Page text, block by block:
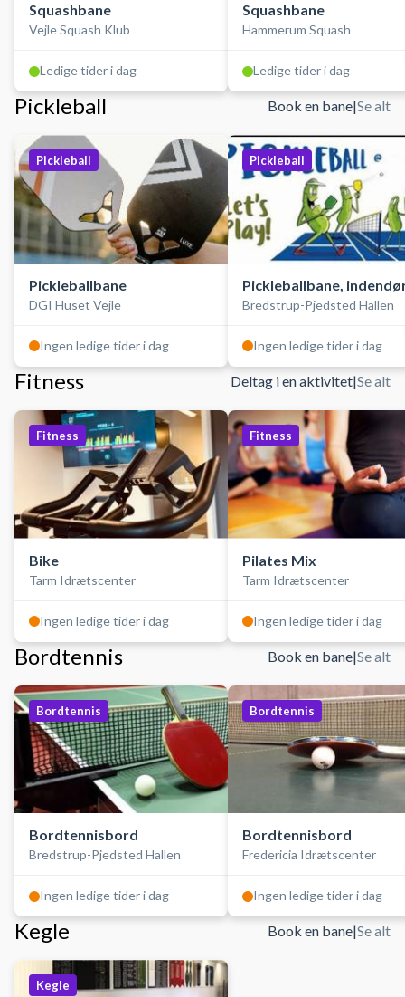
Squashbane
Vejle Squash Klub
Ledige tider i dag
Squashbane
Hammerum Squash
Ledige tider i dag
Pickleball Book en bane|Se alt
Pickleball
Pickleballbane
DGI Huset Vejle
Ingen ledige tider i dag
Pickleball
Pickleballbane,
Bredstrup-Pjedsted Hallen
Ingen ledige tider i dag
Fitness Deltag i en aktivitet|Se alt
Fitness
Bike
Tarm Idrætscenter
Ingen ledige tider i dag
Fitness
Pilates Mix
Tarm Idrætscenter
Ingen ledige tider i dag
Bordtennis Book en bane|Se alt
Bordtennis
Bordtennisbord
Bredstrup-Pjedsted Hallen
Ingen ledige tider i dag
Bordtennis
Bordtennisbord
Fredericia Idrætscenter
Ingen ledige tider i dag
Kegle Book en bane|Se alt
Kegle